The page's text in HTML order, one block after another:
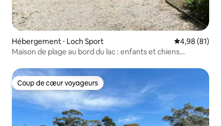
Hébergement ⋅ Loch Sport Évaluation
4,98 (81)
Maison de plage au bord du lac : enfants et chiens
Coup de cœur voyageurs
Coup de cœur voyageurs